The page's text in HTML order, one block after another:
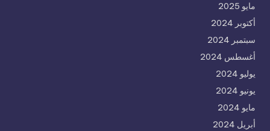
مايو 2025
أكتوبر 2024
سبتمبر 2024
أغسطس 2024
يوليو 2024
يونيو 2024
مايو 2024
أبريل 2024